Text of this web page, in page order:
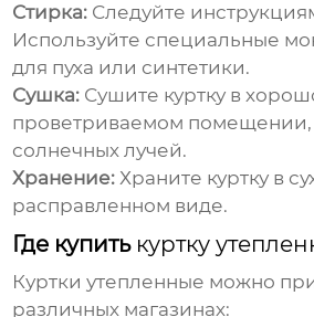
Стирка: Следуйте
Используйте специальные
для пуха или синтетики.
Сушка: Сушите куртку в
проветриваемом помещении,
солнечных лучей.
Хранение: Храните куртку в
расправленном виде.
Где купить куртку
Куртки утепленные можно
различных магазинах: